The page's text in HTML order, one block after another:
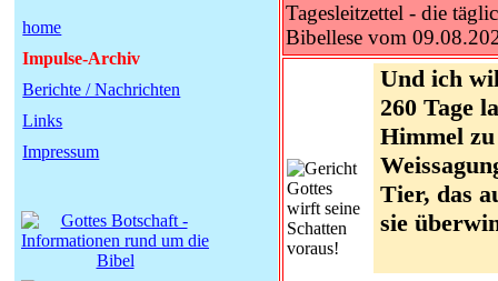
home
Impulse-Archiv
Berichte / Nachrichten
Links
Impressum
Tagesleitzettel - die
Bibellese vom
Und ich
260 Tage
Himmel
Tier, das
sie